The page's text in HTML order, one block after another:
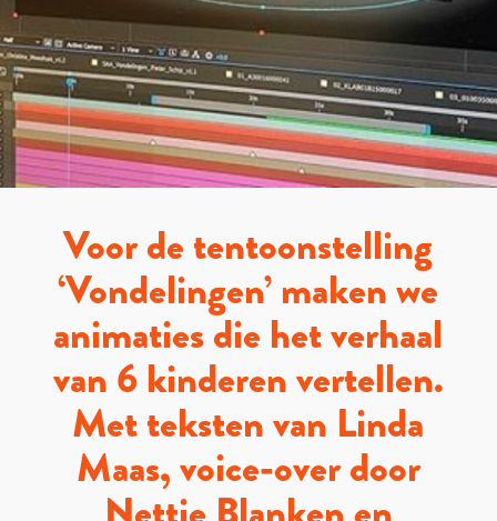
Voor de tentoonstelling
‘Vondelingen’ maken we
animaties die het verhaal
van 6 kinderen vertellen.
Met teksten van Linda
Maas, voice-over door